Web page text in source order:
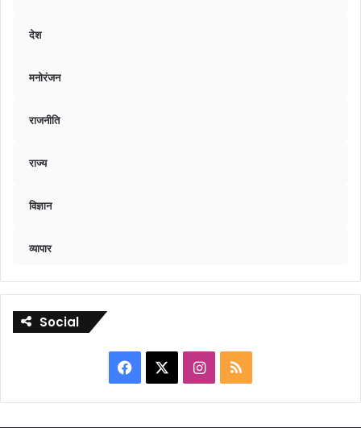
देश
मनोरंजन
राजनीति
राज्य
विज्ञान
व्यापार
Social
Facebook Instagram
RSS